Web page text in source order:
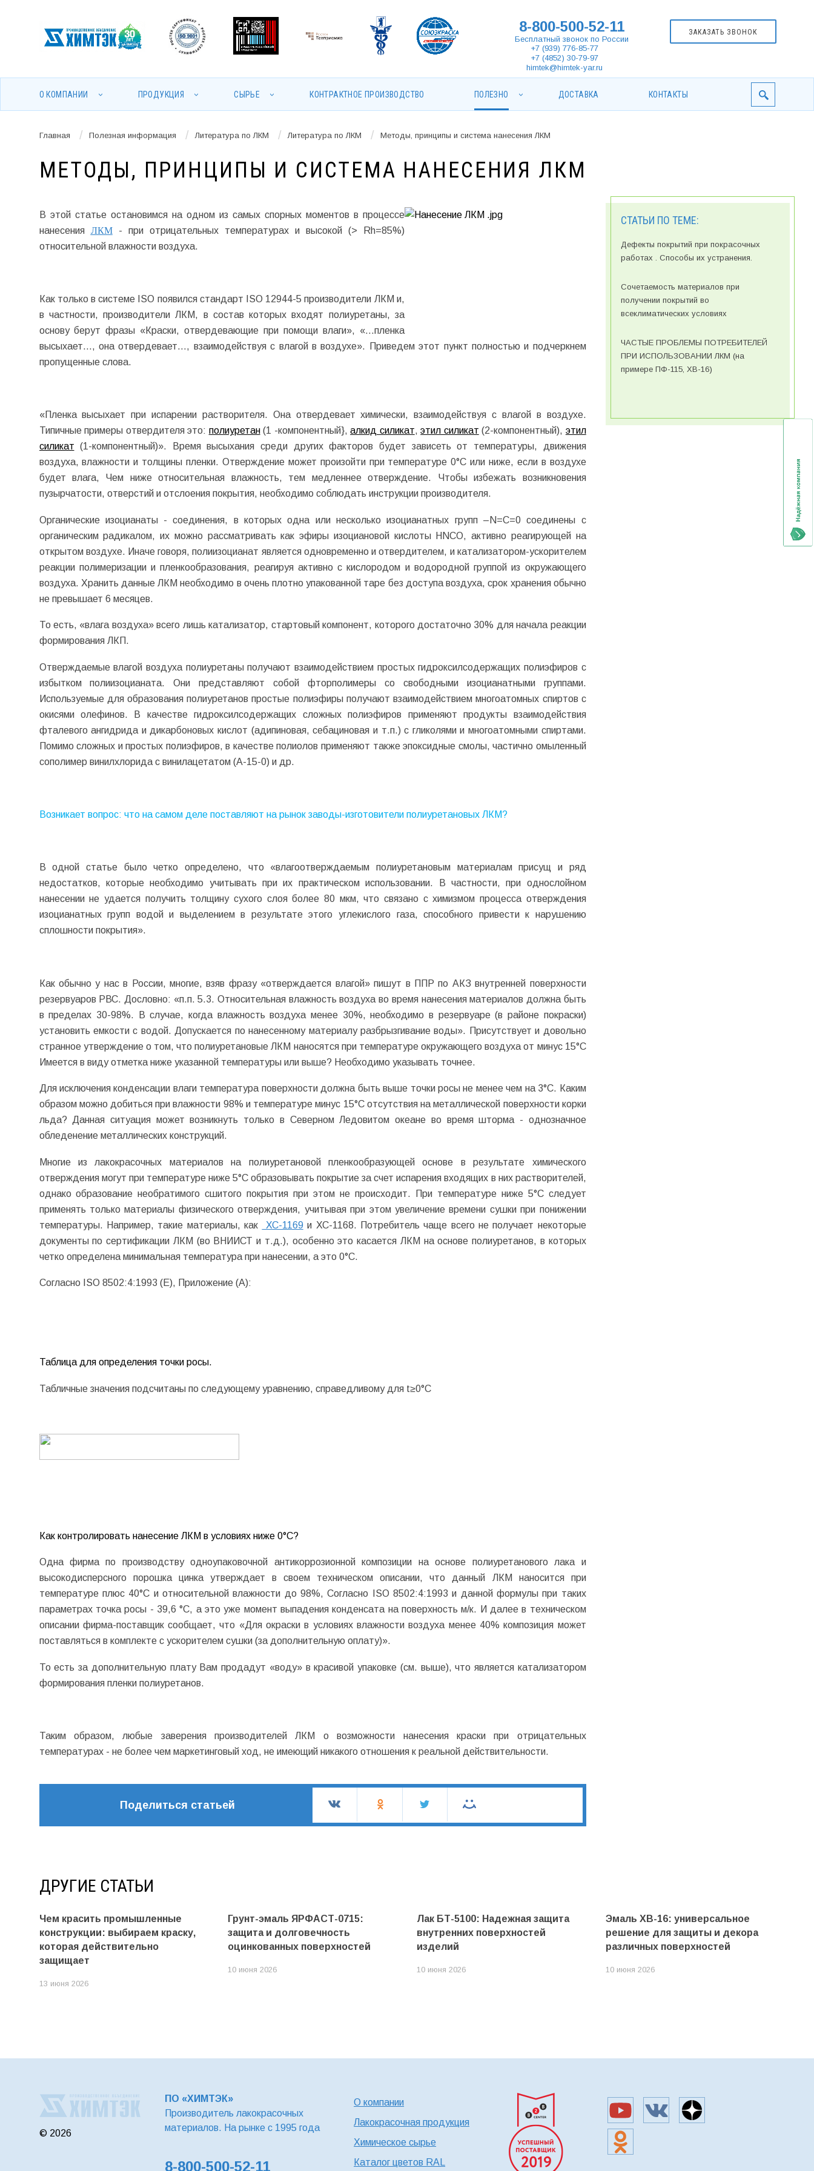
8-800-500-52-11
Бесплатный звонок по России
+7 (939) 776-85-77
+7 (4852) 30-79-97
himtek@himtek-yar.ru
ЗАКАЗАТЬ ЗВОНОК
О КОМПАНИИ ПРОДУКЦИЯ СЫРЬЕ КОНТРАКТНОЕ ПРОИЗВОДСТВО ПОЛЕЗНО ДОСТАВКА КОНТАКТЫ
Главная / Полезная информация / Литература по ЛКМ / Литература по ЛКМ / Методы, принципы и система нанесения ЛКМ
МЕТОДЫ, ПРИНЦИПЫ И СИСТЕМА НАНЕСЕНИЯ ЛКМ
В этой статье остановимся на одном из самых спорных моментов в процессе
нанесения ЛКМ- при отрицательных температурах и высокой (> Rh=85%)
относительной влажности воздуха.
Как только в системе ISO появился стандарт ISO 12944-5 производители ЛКМ и,
в частности, производители ЛКМ, в состав которых входят полиуретаны, за
основу берут фразы «Краски, отвердевающие при помощи влаги», «...пленка
высыхает..., она отвердевает..., взаимодействуя с влагой в воздухе». Приведем этот пункт полностью и подчеркнем
пропущенные слова.
«Пленка высыхает при испарении растворителя. Она отвердевает химически, взаимодействуя с влагой в воздухе.
Типичные примеры отвердителя это: полиуретан(1 -компонентный},алкид силикат,этил силикат (2-компонентный), этил
силикат (1-компонентный)». Время высыхания среди других факторов будет зависеть от температуры, движения
воздуха, влажности и толщины пленки. Отверждение может произойти при температуре 0°С или ниже, если в воздухе
будет влага, Чем ниже относительная влажность, тем медленнее отверждение. Чтобы избежать возникновения
пузырчатости, отверстий и отслоения покрытия, необходимо соблюдать инструкции производителя.
Органические изоцианаты - соединения, в которых одна или несколько изоцианатных групп –N=C=0 соединены с
органическим радикалом, их можно рассматривать как эфиры изоциановой кислоты HNCO, активно реагирующей на
открытом воздухе. Иначе говоря, полиизоцианат является одновременно и отвердителем, и катализатором-ускорителем
реакции полимеризации и пленкообразования, реагируя активно с кислородом и водородной группой из окружающего
воздуха. Хранить данные ЛКМ необходимо в очень плотно упакованной таре без доступа воздуха, срок хранения обычно
не превышает 6 месяцев.
То есть, «влага воздуха» всего лишь катализатор, стартовый компонент, которого достаточно 30% для начала реакции
формирования ЛКП.
Отверждаемые влагой воздуха полиуретаны получают взаимодействием простых гидроксилсодержащих полиэфиров с
избытком полиизоцианата. Они представляют собой фторполимеры со свободными изоцианатными группами.
Используемые для образования полиуретанов простые полиэфиры получают взаимодействием многоатомных спиртов с
окисями олефинов. В качестве гидроксилсодержащих сложных полиэфиров применяют продукты взаимодействия
фталевого ангидрида и дикарбоновых кислот (адипиновая, себациновая и т.п.) с гликолями и многоатомными спиртами.
Помимо сложных и простых полиэфиров, в качестве полиолов применяют также эпоксидные смолы, частично омыленный
сополимер винилхлорида с винилацетатом (А-15-0) и др.
Возникает вопрос: что на самом деле поставляют на рынок заводы-изготовители полиуретановых ЛКМ?
В одной статье было четко определено, что «влагоотверждаемым полиуретановым материалам присущ и ряд
недостатков, которые необходимо учитывать при их практическом использовании. В частности, при однослойном
нанесении не удается получить толщину сухого слоя более 80 мкм, что связано с химизмом процесса отверждения
изоцианатных групп водой и выделением в результате этого углекислого газа, способного привести к нарушению
сплошности покрытия».
Как обычно у нас в России, многие, взяв фразу «отверждается влагой» пишут в ППР по АКЗ внутренней поверхности
резервуаров РВС. Дословно: «п.п. 5.3. Относительная влажность воздуха во время нанесения материалов должна быть
в пределах 30-98%. В случае, когда влажность воздуха менее 30%, необходимо в резервуаре (в районе покраски)
установить емкости с водой. Допускается по нанесенному материалу разбрызгивание воды». Присутствует и довольно
странное утверждение о том, что полиуретановые ЛКМ наносятся при температуре окружающего воздуха от минус 15°С
Имеется в виду отметка ниже указанной температуры или выше? Необходимо указывать точнее.
Для исключения конденсации влаги температура поверхности должна быть выше точки росы не менее чем на 3°С. Каким
образом можно добиться при влажности 98% и температуре минус 15°С отсутствия на металлической поверхности корки
льда? Данная ситуация может возникнуть только в Северном Ледовитом океане во время шторма - однозначное
обледенение металлических конструкций.
Многие из лакокрасочных материалов на полиуретановой пленкообразующей основе в результате химического
отверждения могут при температуре ниже 5°С образовывать покрытие за счет испарения входящих в них растворителей,
однако образование необратимого сшитого покрытия при этом не происходит. При температуре ниже 5°С следует
применять только материалы физического отверждения, учитывая при этом увеличение времени сушки при понижении
температуры. Например, такие материалы, как
ХС-1169и ХС-1168. Потребитель чаще всего не получает некоторые
документы по сертификации ЛКМ (во ВНИИСТ и т.д.), особенно это касается ЛКМ на основе полиуретанов, в которых
четко определена минимальная температура при нанесении, а это 0°С.
Согласно ISO 8502:4:1993 (Е), Приложение (А):
Таблица для определения точки росы.
Табличные значения подсчитаны по следующему уравнению, справедливому для t≥0°С
Как контролировать нанесение ЛКМ в условиях ниже 0°С?
Одна фирма по производству одноупаковочной антикоррозионной композиции на основе полиуретанового лака и
высокодисперсного порошка цинка утверждает в своем техническом описании, что данный ЛКМ наносится при
температуре плюс 40°С и относительной влажности до 98%, Согласно ISO 8502:4:1993 и данной формулы при таких
параметрах точка росы - 39,6 °С, а это уже момент выпадения конденсата на поверхность м/к. И далее в техническом
описании фирма-поставщик сообщает, что «Для окраски в условиях влажности воздуха менее 40% композиция может
поставляться в комплекте с ускорителем сушки (за дополнительную оплату)».
То есть за дополнительную плату Вам продадут «воду» в красивой упаковке (см. выше), что является катализатором
формирования пленки полиуретанов.
Таким образом, любые заверения производителей ЛКМ о возможности нанесения краски при отрицательных
температурах - не более чем маркетинговый ход, не имеющий никакого отношения к реальной действительности.
Поделиться статьей
СТАТЬИ ПО ТЕМЕ:
Дефекты покрытий при покрасочных
работах . Способы их устранения.
Сочетаемость материалов при
получении покрытий во
всеклиматических условиях
ЧАСТЫЕ ПРОБЛЕМЫ ПОТРЕБИТЕЛЕЙ
ПРИ ИСПОЛЬЗОВАНИИ ЛКМ (на
примере ПФ-115, ХВ-16)
ДРУГИЕ СТАТЬИ
Чем красить промышленные
конструкции: выбираем краску,
которая действительно
защищает
13 июня 2026
Грунт-эмаль ЯРФАСТ-0715:
защита и долговечность
оцинкованных поверхностей
10 июня 2026
Лак БТ-5100: Надежная защита
внутренних поверхностей
изделий
10 июня 2026
Эмаль ХВ-16: универсальное
решение для защиты и декора
различных поверхностей
10 июня 2026
© 2026
ПО «ХИМТЭК»
Производитель лакокрасочных
материалов. На рынке с 1995 года
8-800-500-52-11
О компании
Лакокрасочная продукция
Химическое сырье
Каталог цветов RAL